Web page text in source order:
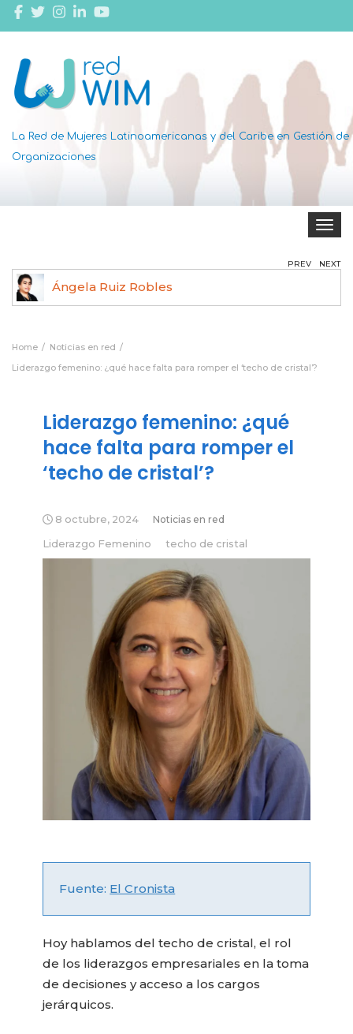
La Red de Mujeres Latinoamericanas y del Caribe en Gestión de
Organizaciones
Toggle
Ángela Ruiz Robles
PREV NEXT
Home
Noticias en red
Liderazgo femenino: ¿qué hace falta para romper el ‘techo de cristal’?
Liderazgo femenino: ¿qué
hace falta para romper el
‘techo de cristal’?
8 octubre, 2024 Noticias en red
Liderazgo Femenino techo de cristal
Fuente: El Cronista
Hoy hablamos del techo de cristal, el rol
de los liderazgos empresariales en la toma
de decisiones y acceso a los cargos
jerárquicos.